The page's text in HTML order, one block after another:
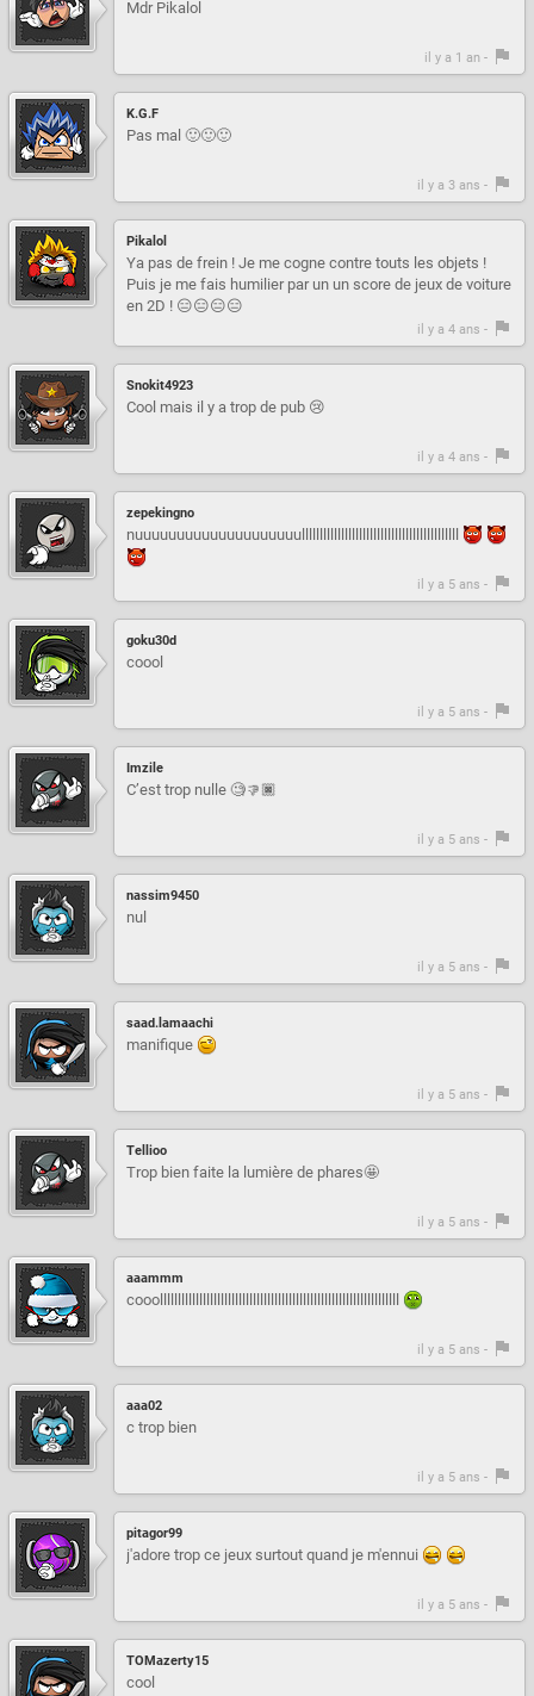
Mdr Pikalol
il y a 1 an -
K.G.F
Pas mal 🙂🙂🙂
il y a 3 ans -
Pikalol
Ya pas de frein ! Je me cogne contre touts les objets !
Puis je me fais humilier par un un score de jeux de voiture
en 2D ! 😑😑😑😑
il y a 4 ans -
Snokit4923
Cool mais il y a trop de pub 😢
il y a 4 ans -
zepekingno
nuuuuuuuuuuuuuuuuuuuullllllllllllllllllllllllllllllllllllllllllll
il y a 5 ans -
goku30d
coool
il y a 5 ans -
Imzile
C’est trop nulle 🧐👎🏿
il y a 5 ans -
nassim9450
nul
il y a 5 ans -
saad.lamaachi
manifique
il y a 5 ans -
Tellioo
Trop bien faite la lumière de phares🤩
il y a 5 ans -
aaammm
cooolllllllllllllllllllllllllllllllllllllllllllllllllllllllllllllllllll
il y a 5 ans -
aaa02
c trop bien
il y a 5 ans -
pitagor99
j'adore trop ce jeux surtout quand je m'ennui
il y a 5 ans -
TOMazerty15
cool